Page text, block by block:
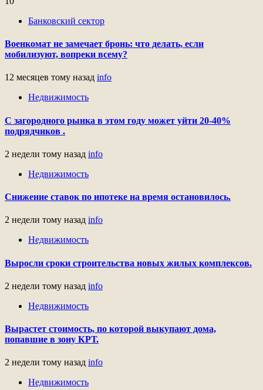
Банковский сектор
Военкомат не замечает бронь: что делать, если
мобилизуют, вопреки всему?
12 месяцев тому назад info
Недвижимость
С загородного рынка в этом году может уйти 20-40%
подрядчиков .
2 недели тому назад info
Недвижимость
Снижение ставок по ипотеке на время остановилось.
2 недели тому назад info
Недвижимость
Выросли сроки строительства новых жилых комплексов.
2 недели тому назад info
Недвижимость
Вырастет стоимость, по которой выкупают дома,
попавшие в зону КРТ.
2 недели тому назад info
Недвижимость